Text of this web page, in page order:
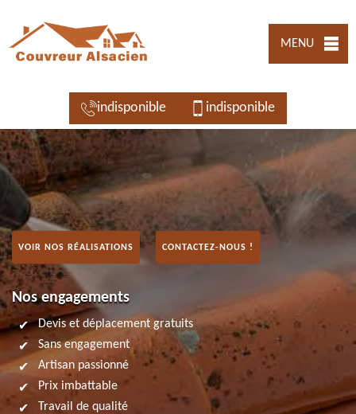
MENU
indisponible indisponible
VOIR NOS RÉALISATIONS CONTACTEZ-NOUS !
Nos engagements
Devis et déplacement gratuits
Sans engagement
Artisan passionné
Prix imbattable
Travail de qualité